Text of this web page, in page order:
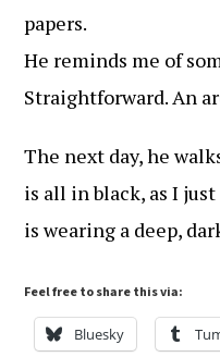
papers.
He reminds me of
Straightforward. An
The next day, he
is all in black, as I
is wearing a deep,
Feel free to share this via:
Bluesky